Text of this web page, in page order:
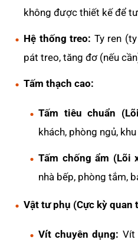
không được thiết kế để
Hệ thống treo: Ty ren
pát treo, tăng đơ (nếu
Tấm thạch cao:
Tấm tiêu chuẩn
khách, phòng ngủ,
Tấm chống ẩm (Lõi
nhà bếp, phòng tắm,
Vật tư phụ (Cực kỳ quan
Vít chuyên dụng: Vít